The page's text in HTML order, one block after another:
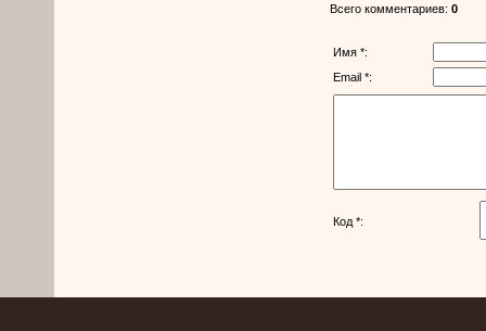
Всего комментариев: 0
Имя *:
Email *:
Код *: